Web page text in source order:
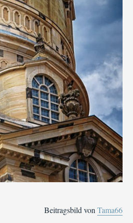
Beitragsbild von Tama66